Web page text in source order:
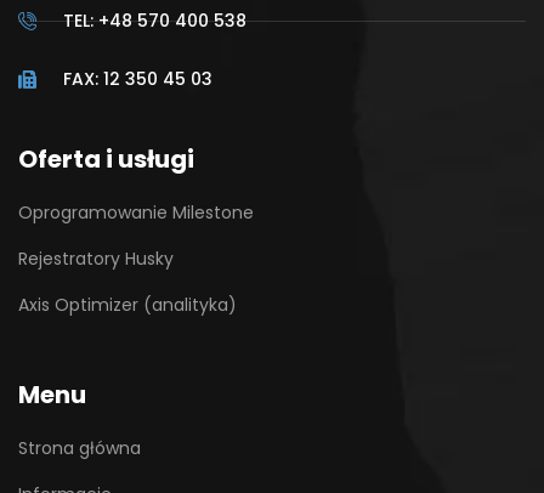
TEL: +48 570 400 538
FAX: 12 350 45 03
Oferta i usługi
Oprogramowanie Milestone
Rejestratory Husky
Axis Optimizer (analityka)
Menu
Strona główna